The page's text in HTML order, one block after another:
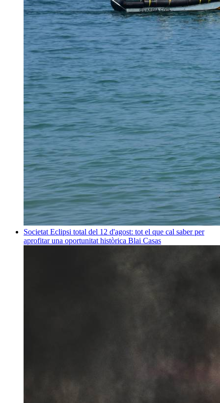
Societat Eclipsi total del 12 d'agost: tot el que cal saber per
aprofitar una oportunitat històrica Blai Casas